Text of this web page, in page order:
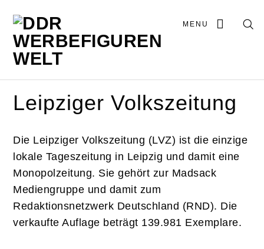
MENU
Leipziger Volkszeitung
Die Leipziger Volkszeitung (LVZ) ist die einzige
lokale Tageszeitung in Leipzig und damit eine
Monopolzeitung. Sie gehört zur Madsack
Mediengruppe und damit zum
Redaktionsnetzwerk Deutschland (RND). Die
verkaufte Auflage beträgt 139.981 Exemplare.